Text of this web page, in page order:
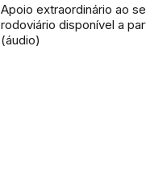
Apoio extraordinário ao
rodoviário disponível a
(áudio)